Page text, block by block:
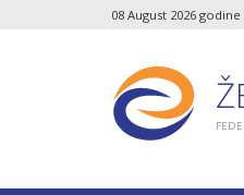
08 August 2026 godine